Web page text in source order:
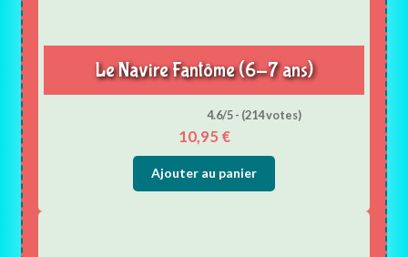
Le Navire Fantôme (6-7 ans)
4.6/5 - (214 votes)
10,95 €
Ajouter au panier